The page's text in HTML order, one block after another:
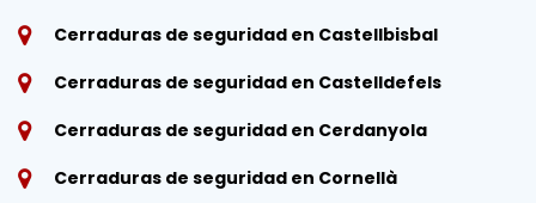
Cerraduras de seguridad en Castellbisbal
Cerraduras de seguridad en Castelldefels
Cerraduras de seguridad en Cerdanyola
Cerraduras de seguridad en Cornellà